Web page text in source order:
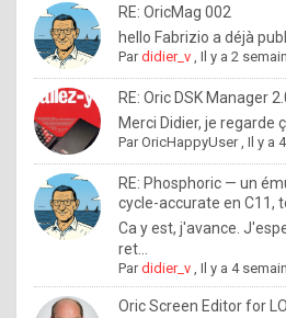
o
l
e
x
.
I
f
y
o
RE: OricMag 002
hello Fabrizio a déjà
Pardidier_v ,Il y a 2
RE: Oric DSK Manager
Merci Didier, je regarde
ParOricHappyUser,Il y a
RE: Phosphoric — un
cycle-accurate en C11,
Ca y est, j'avance.
ret...
Pardidier_v ,Il y a 4
Oric Screen Editor for